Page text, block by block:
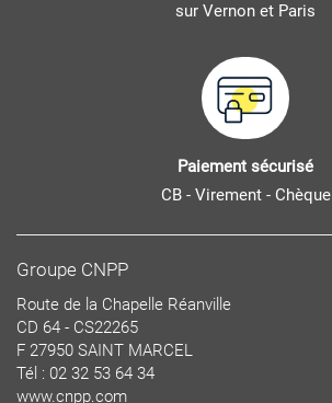
sur Vernon et Paris
Paiement sécurisé
CB - Virement - Chèque
Groupe CNPP
Route de la Chapelle Réanville
CD 64 - CS22265
F 27950 SAINT MARCEL
Tél : 02 32 53 64 34
www.cnpp.com